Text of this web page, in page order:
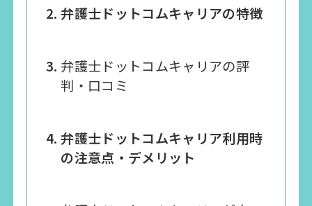
弁護士ドットコムキャリアの特徴
弁護士ドットコムキャリアの評
判・口コミ
弁護士ドットコムキャリア利用時
の注意点・デメリット